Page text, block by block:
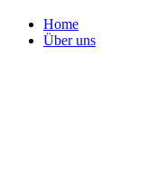
Home
Über uns